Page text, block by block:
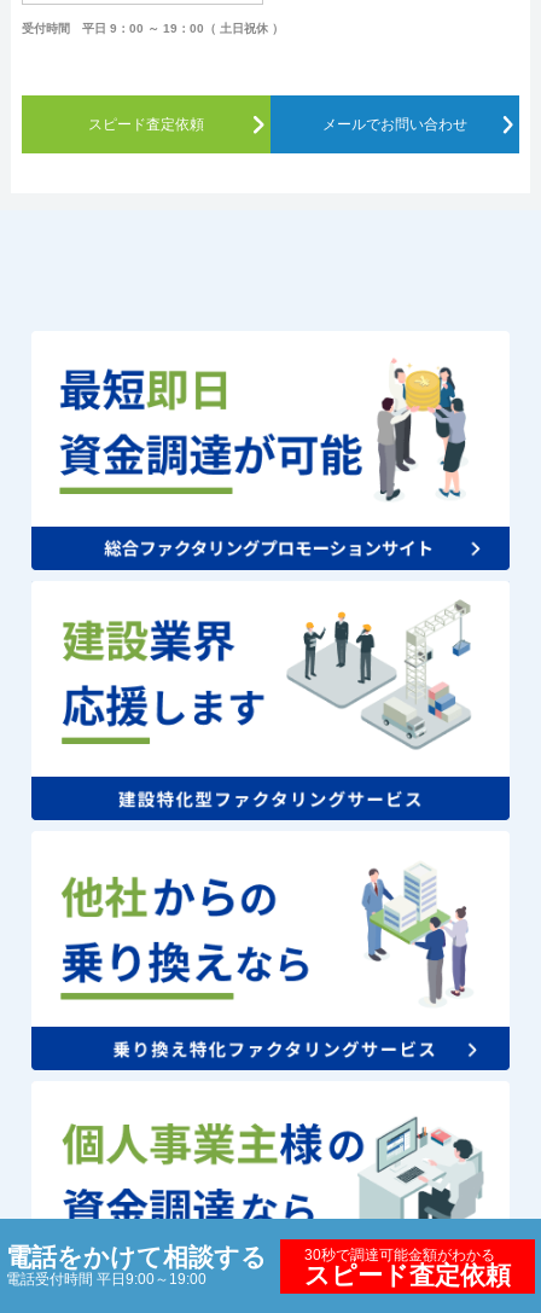
受付時間 平日 9：00 ～ 19：00（ 土日祝休 ）
スピード査定依頼 メールでお問い合わせ
電話をかけて相談する
電話受付時間 平日9:00～19:00
30秒で調達可能金額がわかる
スピード査定依頼